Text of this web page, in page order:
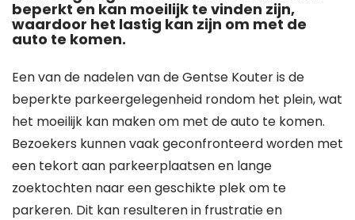
beperkt en kan moeilijk te vinden zijn,
waardoor het lastig kan zijn om met de
auto te komen.
Een van de nadelen van de Gentse Kouter is de
beperkte parkeergelegenheid rondom het plein, wat
het moeilijk kan maken om met de auto te komen.
Bezoekers kunnen vaak geconfronteerd worden met
een tekort aan parkeerplaatsen en lange
zoektochten naar een geschikte plek om te
parkeren. Dit kan resulteren in frustratie en